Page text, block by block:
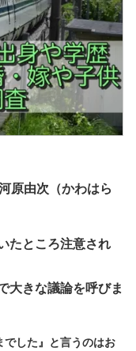
原由次（かわはら
たところ注意され
大きな議論を呼びま
でした』と言うのはお